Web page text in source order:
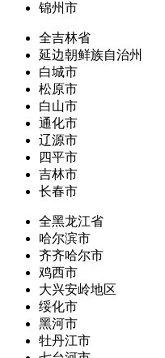
锦州市
全吉林省
延边朝鲜族自治州
白城市
松原市
白山市
通化市
辽源市
四平市
吉林市
长春市
全黑龙江省
哈尔滨市
齐齐哈尔市
鸡西市
大兴安岭地区
绥化市
黑河市
牡丹江市